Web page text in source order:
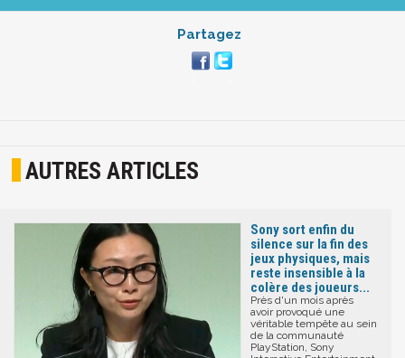
Partagez
AUTRES ARTICLES
Sony sort enfin du
silence sur la fin des
jeux physiques, mais
reste insensible à la
colère des joueurs...
Près d'un mois après
avoir provoqué une
véritable tempête au sein
de la communauté
PlayStation, Sony